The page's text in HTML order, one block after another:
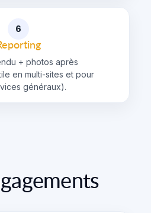
6
+ photos après
en multi-sites et pour
généraux).